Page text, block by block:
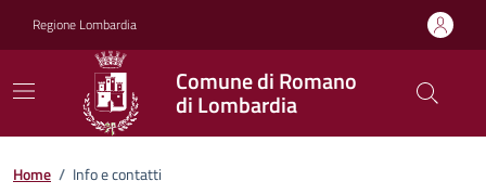
Regione Lombardia
Comune di Romano
di Lombardia
Home / Info e contatti